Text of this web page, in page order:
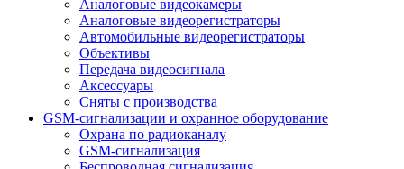
Аналоговые видеокамеры
Аналоговые видеорегистраторы
Автомобильные видеорегистраторы
Объективы
Передача видеосигнала
Аксессуары
Сняты с производства
GSM-сигнализации и охранное оборудование
Охрана по радиоканалу
GSM-сигнализация